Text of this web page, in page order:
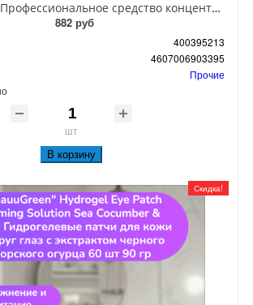
Циперметрин Профессиональное средство концентрат эмульсии 25% для уничтожения тараканов, мух,комаров, блох, клопов, муравьев, ос 50 мл
882 руб
400395213
4607006903395
Прочие
шт
В корзину
Скидка!